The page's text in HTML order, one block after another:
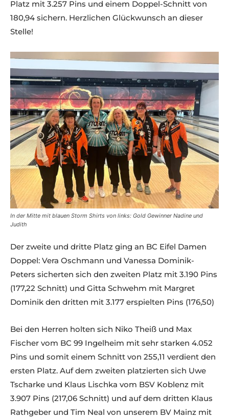
Platz mit 3.257 Pins und einem Doppel-Schnitt von
180,94 sichern. Herzlichen Glückwunsch an dieser
Stelle!
In der Mitte mit blauen Storm Shirts von links: Gold Gewinner Nadine und
Judith
Der zweite und dritte Platz ging an BC Eifel Damen
Doppel: Vera Oschmann und Vanessa Dominik-
Peters sicherten sich den zweiten Platz mit 3.190 Pins
(177,22 Schnitt) und Gitta Schwehm mit Margret
Dominik den dritten mit 3.177 erspielten Pins (176,50)
Bei den Herren holten sich Niko Theiß und Max
Fischer vom BC 99 Ingelheim mit sehr starken 4.052
Pins und somit einem Schnitt von 255,11 verdient den
ersten Platz. Auf dem zweiten platzierten sich Uwe
Tscharke und Klaus Lischka vom BSV Koblenz mit
3.907 Pins (217,06 Schnitt) und auf dem dritten Klaus
Rathgeber und Tim Neal von unserem BV Mainz mit